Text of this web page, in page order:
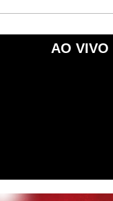
AO VIVO